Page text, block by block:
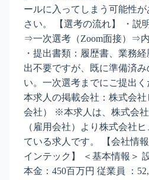
ールに入ってしまう可能性
さい。 【選考の流れ】 ・説
⇒一次選考（Zoom面接）⇒内
・提出書類：履歴書、業務
出不要ですが、既に準備済
い。一次選考までにご提出
本求人の掲載会社：株式会
会社） ※本求人は、株式会
（雇用会社）より株式会社
ている求人です。 【会社情
インテック】 ＜基本情報＞
本金：450百万円 従業員 ：